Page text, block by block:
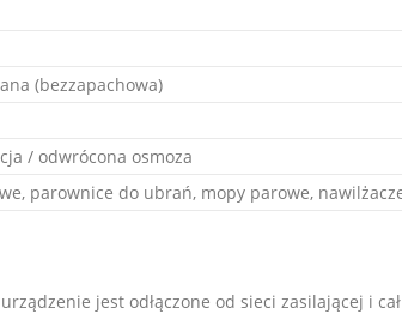
(bezzapachowa)
/ odwrócona osmoza
parownice do ubrań, mopy parowe,
jest odłączone od sieci zasilającej i